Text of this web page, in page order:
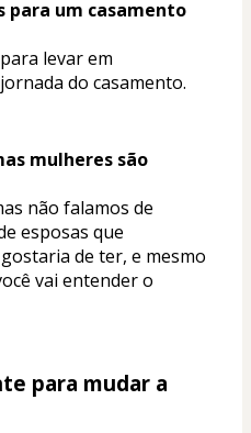
para um casamento
levar em
do casamento.
mulheres são
não falamos de
esposas que
de ter, e mesmo
vai entender o
para mudar a